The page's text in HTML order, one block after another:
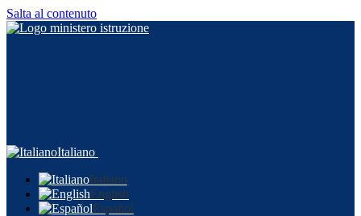
Salta al contenuto
Italiano
Italiano
English
Español